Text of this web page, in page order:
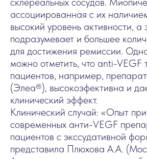
ассоциированная с их
высокий уровень активности, а
подразумевает и большее
для достижения ремиссии.
можно отметить, что anti-VEGF
пациентов, например,
(Элеа®), высокоэфективна и
клинический эффект.
Клинический случай: «Опыт
современных анти-VEGF
пациентов с экссудативной
представила Плюхова А.А.